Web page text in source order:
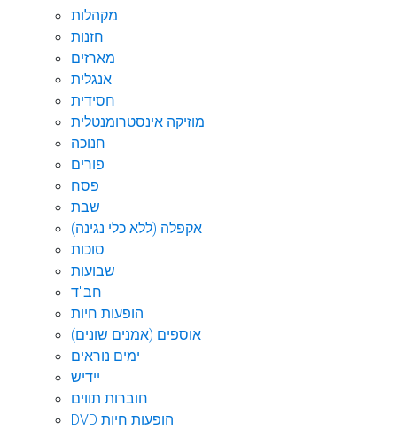
מקהלות
חזנות
מארזים
אנגלית
חסידית
מוזיקה אינסטרומנטלית
חנוכה
פורים
פסח
שבת
אקפלה (ללא כלי נגינה)
סוכות
שבועות
חב"ד
הופעות חיות
אוספים (אמנים שונים)
ימים נוראים
יידיש
חוברות תווים
DVD הופעות חיות